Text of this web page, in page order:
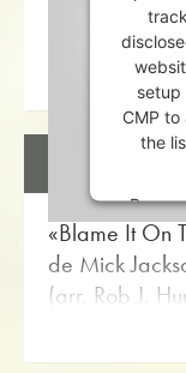
setup
CMP
the
«Blame It On
de Mick
(arr. Rob J.
tienda online
banda de